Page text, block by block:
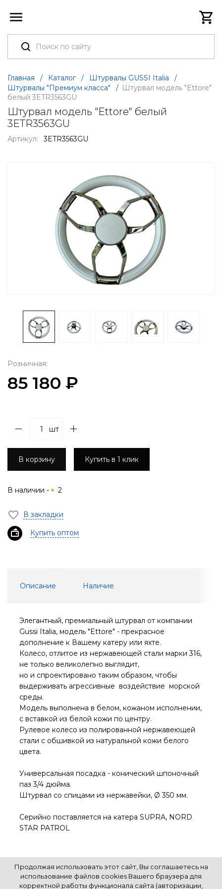
Главная / Каталог / Штурвалы GUSSI Italia
/
Штурвалы "Премиум класса"
/ Штурвал модель "Ettore"
белый 3ETR3563GU
Штурвал модель "Ettore" белый
3ETR3563GU
Артикул: 3ETR3563GU
Розничная:
85 180 ₽
шт
В корзину Купить в 1 клик
В наличии - 2
В закладки
Купить оптом
Описание Наличие
Элегантный, премиальный штурвал от компании
Gussi Italia, модель "Ettore" - прекрасное
дополнение к Вашему катеру или яхте.
Колесо, отлитое из нержавеющей стали марки 316,
не только великолепно выглядит,
но и спроектировано таким образом, чтобы
выдерживать агрессивные воздействие морской
среды.
Модель выполнена в белом, кожаном исполнении,
с вставкой из белой кожи по центру.
Рулевое колесо из полированной нержавеющей
стали с обшивкой из натуральной кожи белого
цвета.
Универсальная посадка - конический шпоночный
паз 3/4 дюйма.
Штурвал со спицами из нержавейки, Ø 350 мм.
Серийно поставляется на катера SUPRA, NORD
STAR PATROL
Продолжая использовать этот сайт, Вы соглашаетесь на
использование файлов cookies Вашего браузера для
корректной работы функционала сайта (авторизации,